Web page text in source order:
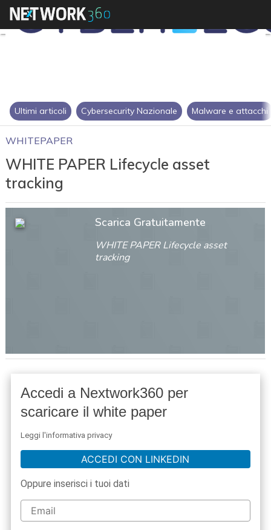
Ultimi articoli Cybersecurity Nazionale Malware e attacchi
WHITEPAPER
WHITE PAPER Lifecycle asset
tracking
Scarica Gratuitamente
WHITE PAPER Lifecycle asset
tracking
Accedi a Nextwork360 per
scaricare il white paper
Leggi l'informativa privacy
ACCEDI CON LINKEDIN
Oppure inserisci i tuoi dati